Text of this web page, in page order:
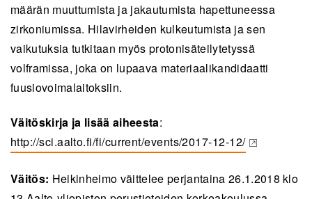
määrän muuttumista ja jakautumista hapettuneessa
zirkoniumissa. Hilavirheiden kulkeutumista ja sen
vaikutuksia tutkitaan myös protonisäteilytetyssä
volframissa, joka on lupaava materiaalikandidaatti
fuusiovoimalaitoksiin.
Väitöskirja ja lisää aiheesta:
http://sci.aalto.fi/fi/current/events/2017-12-12/
(opens in a new tab)
Väitös: Heikinheimo väittelee perjantaina 26.1.2018 klo